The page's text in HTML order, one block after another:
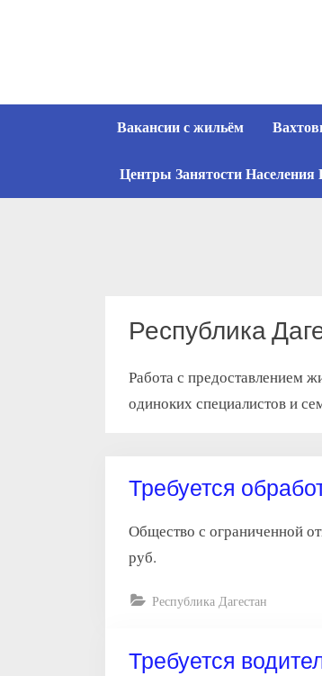
Вакансии с жильём
Центры Занятости
Республика
Работа с предоставлением
одиноких специалистов и
Требуется
Общество с ограниченной
руб.
Республика Дагестан
Требуется